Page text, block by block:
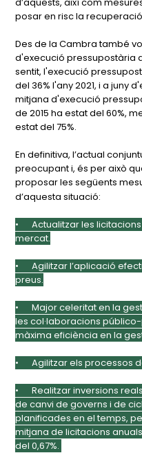
posar en risc la
Des de la Cambra també
d'execució pressupostària
sentit, l'execució
del 36% l'any 2021, i a juny
mitjana d'execució
de 2015 ha estat del 60%,
estat del 75%.
En definitiva, l’actual
preocupant i, és per això
proposar les següents
d’aquesta situació:
•
Actualitzar les
mercat.
•
Agilitzar l’aplicació
preus.
•
Major celeritat en la
les col·laboracions
màxima eficiència en la
• Agilitzar els processos
•
Realitzar inversions
de canvi de governs i de
planificades en el temps,
mitjana de licitacions
del 0,67%.